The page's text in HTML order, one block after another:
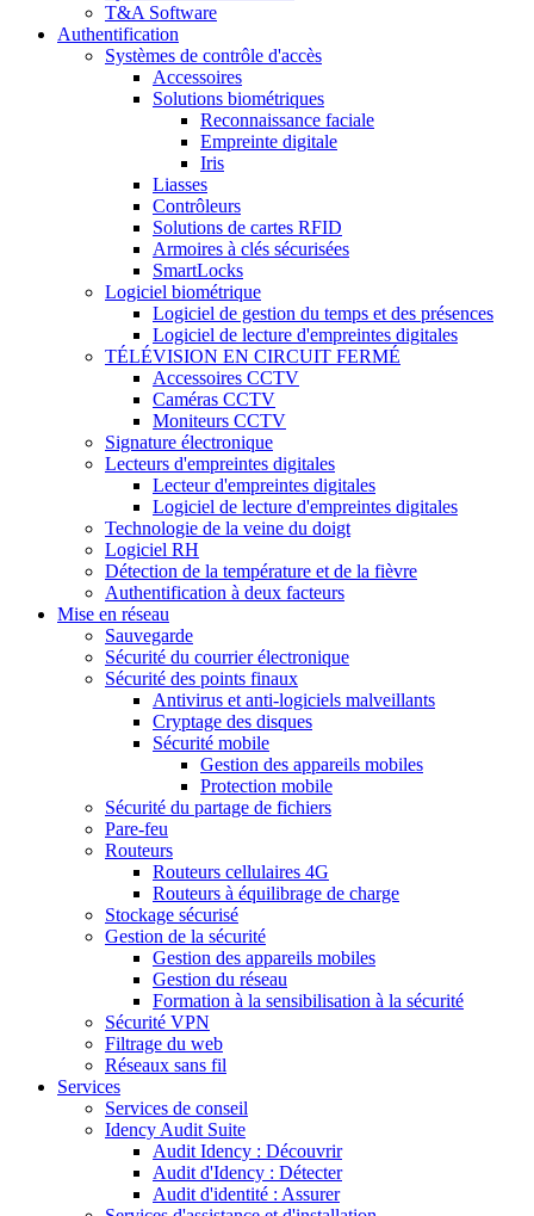
T&A Software
Authentification
Systèmes de contrôle d'accès
Accessoires
Solutions biométriques
Reconnaissance faciale
Empreinte digitale
Iris
Liasses
Contrôleurs
Solutions de cartes RFID
Armoires à clés sécurisées
SmartLocks
Logiciel biométrique
Logiciel de gestion du temps et des présences
Logiciel de lecture d'empreintes digitales
TÉLÉVISION EN CIRCUIT FERMÉ
Accessoires CCTV
Caméras CCTV
Moniteurs CCTV
Signature électronique
Lecteurs d'empreintes digitales
Lecteur d'empreintes digitales
Logiciel de lecture d'empreintes digitales
Technologie de la veine du doigt
Logiciel RH
Détection de la température et de la fièvre
Authentification à deux facteurs
Mise en réseau
Sauvegarde
Sécurité du courrier électronique
Sécurité des points finaux
Antivirus et anti-logiciels malveillants
Cryptage des disques
Sécurité mobile
Gestion des appareils mobiles
Protection mobile
Sécurité du partage de fichiers
Pare-feu
Routeurs
Routeurs cellulaires 4G
Routeurs à équilibrage de charge
Stockage sécurisé
Gestion de la sécurité
Gestion des appareils mobiles
Gestion du réseau
Formation à la sensibilisation à la sécurité
Sécurité VPN
Filtrage du web
Réseaux sans fil
Services
Services de conseil
Idency Audit Suite
Audit Idency : Découvrir
Audit d'Idency : Détecter
Audit d'identité : Assurer